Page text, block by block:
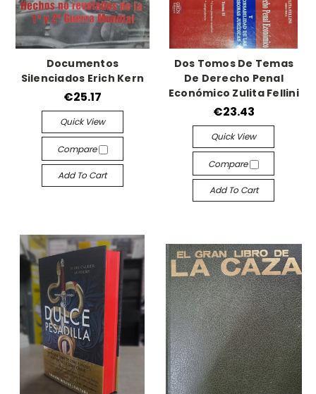
Documentos
Silenciados Erich Kern
€25.17
Quick View
Compare
Add To Cart
Dos Tomos De Temas
De Derecho Penal
Económico Zulita Fellini
€23.43
Quick View
Compare
Add To Cart